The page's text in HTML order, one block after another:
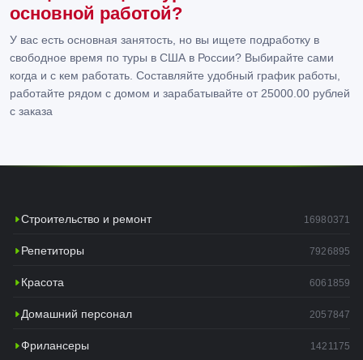
основной работой?
У вас есть основная занятость, но вы ищете подработку в
свободное время по туры в США в России? Выбирайте сами
когда и с кем работать. Составляйте удобный график работы,
работайте рядом с домом и зарабатывайте от 25000.00 рублей
с заказа
Строительство и ремонт 16980371
Репетиторы 7926895
Красота 6061859
Домашний персонал 2057847
Фрилансеры 1421175